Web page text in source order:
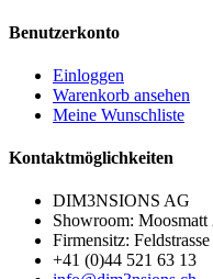
Benutzerkonto
Einloggen
Warenkorb ansehen
Meine Wunschliste
Kontaktmöglichkeiten
DIM3NSIONS AG
Showroom:
Firmensitz:
+41 (0)44 521 63 13